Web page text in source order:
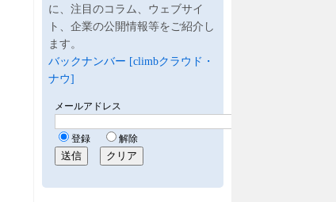
に、注目のコラム、ウェブサイ
ト、企業の公開情報等をご紹介し
ます。
バックナンバー [climbクラウド・
ナウ]